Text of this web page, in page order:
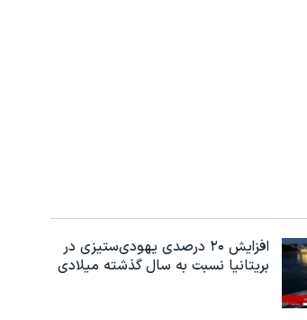
افزایش ۲۰ درصدی یهودی‌ستیزی در
بریتانیا نسبت به سال گذشته میلادی